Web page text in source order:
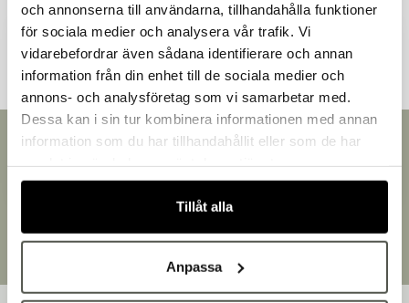
och annonserna till användarna, tillhandahålla funktioner
för sociala medier och analysera vår trafik. Vi
vidarebefordrar även sådana identifierare och annan
information från din enhet till de sociala medier och
annons- och analysföretag som vi samarbetar med.
Dessa kan i sin tur kombinera informationen med annan
information som du har tillhandahållit eller som de har
Tillåt alla
Anpassa
Andra kunder tittade även på
Snabb leverans
Leverans inom 3-5 arbetsdagar.
Brett sortiment
Över 30 000 produkter
Egen produktion
Välkommen till Bakers!
Handlar du som företag eller privatperson?
Fortsätt som privatperson